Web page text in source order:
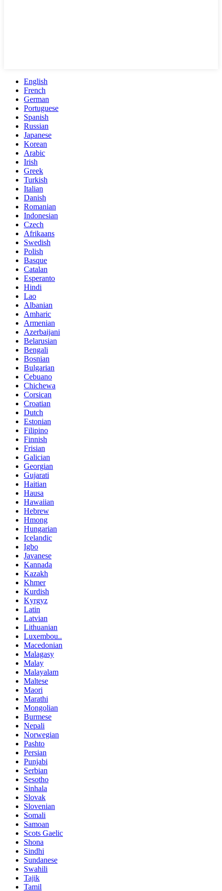
English
French
German
Portuguese
Spanish
Russian
Japanese
Korean
Arabic
Irish
Greek
Turkish
Italian
Danish
Romanian
Indonesian
Czech
Afrikaans
Swedish
Polish
Basque
Catalan
Esperanto
Hindi
Lao
Albanian
Amharic
Armenian
Azerbaijani
Belarusian
Bengali
Bosnian
Bulgarian
Cebuano
Chichewa
Corsican
Croatian
Dutch
Estonian
Filipino
Finnish
Frisian
Galician
Georgian
Gujarati
Haitian
Hausa
Hawaiian
Hebrew
Hmong
Hungarian
Icelandic
Igbo
Javanese
Kannada
Kazakh
Khmer
Kurdish
Kyrgyz
Latin
Latvian
Lithuanian
Luxembou..
Macedonian
Malagasy
Malay
Malayalam
Maltese
Maori
Marathi
Mongolian
Burmese
Nepali
Norwegian
Pashto
Persian
Punjabi
Serbian
Sesotho
Sinhala
Slovak
Slovenian
Somali
Samoan
Scots Gaelic
Shona
Sindhi
Sundanese
Swahili
Tajik
Tamil